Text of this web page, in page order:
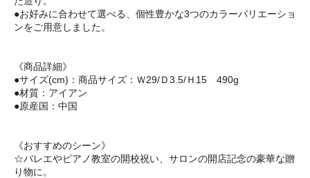
●お好みに合わせて選べる、個性豊かな3つのカラーバリエーショ
ンをご用意しました。
《商品詳細》
●サイズ(cm)：商品サイズ：Ｗ29/Ｄ3.5/Ｈ15 490g
●材質：アイアン
●原産国：中国
《おすすめのシーン》
☆バレエやピアノ教室の開校祝い、サロンの開店記念の豪華な贈
り物に。